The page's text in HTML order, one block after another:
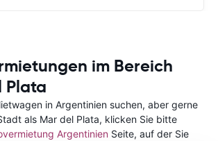
im Bereich
Plata
in Argentinien suchen, aber gerne
als Mar del Plata, klicken Sie bitte
Argentinien Seite, auf der Sie